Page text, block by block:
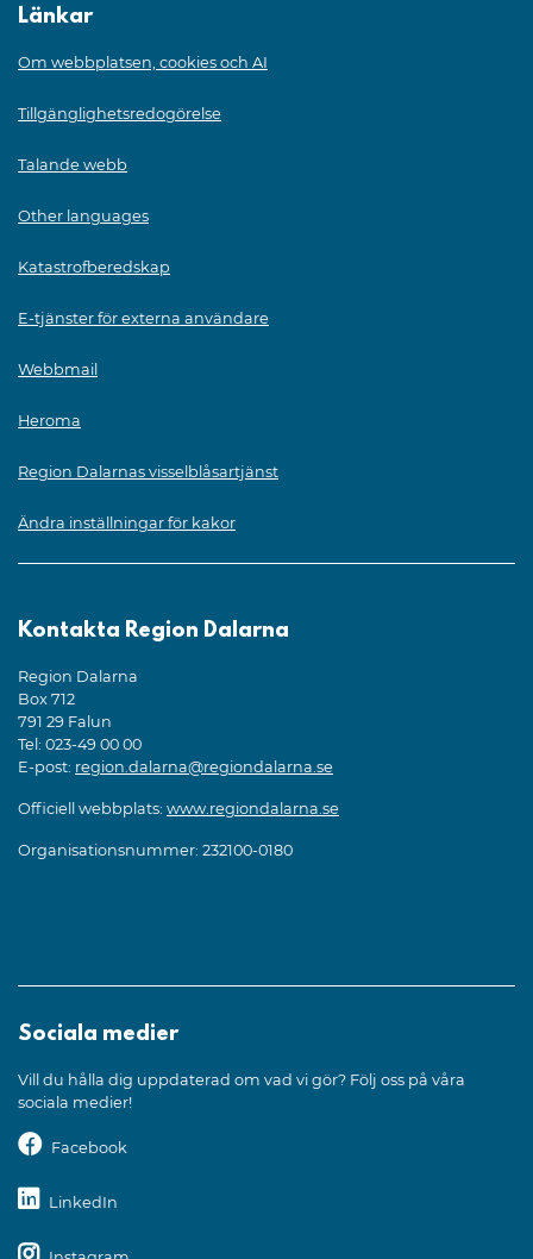
Länkar
Om webbplatsen, cookies och AI
Tillgänglighetsredogörelse
Talande webb
Other languages
Katastrofberedskap
E-tjänster för externa användare
Webbmail
Heroma
Region Dalarnas visselblåsartjänst
Ändra inställningar för kakor
Kontakta Region Dalarna
Region Dalarna
Box 712
791 29 Falun
Tel: 023-49 00 00
E-post: region.dalarna@regiondalarna.se
Officiell webbplats: www.regiondalarna.se
Organisationsnummer: 232100-0180
Sociala medier
Vill du hålla dig uppdaterad om vad vi gör? Följ oss på våra
sociala medier!
Facebook
LinkedIn